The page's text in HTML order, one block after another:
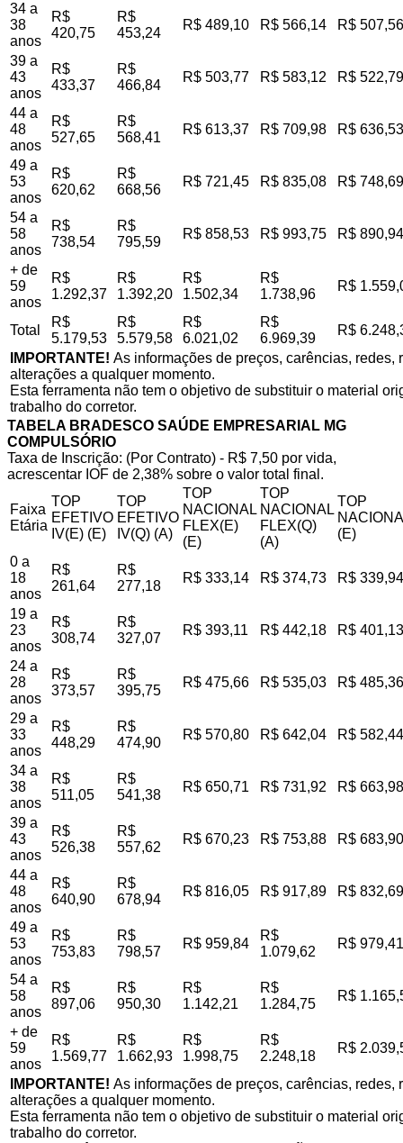
34 a
38
anos
R$
420,75
R$
453,24
R$ 489,10 R$ 566,14 R$ 507,56
39 a
43
anos
R$
433,37
R$
466,84
R$ 503,77 R$ 583,12 R$ 522,79
44 a
48
anos
R$
527,65
R$
568,41
R$ 613,37 R$ 709,98 R$ 636,53
49 a
53
anos
R$
620,62
R$
668,56
R$ 721,45 R$ 835,08 R$ 748,69
54 a
58
anos
R$
738,54
R$
795,59
R$ 858,53 R$ 993,75 R$ 890,94
+ de
59
anos
R$
1.292,37
R$
1.392,20
R$
1.502,34
R$
1.738,96
R$
Total
R$
5.179,53
R$
5.579,58
R$
6.021,02
R$
6.969,39
R$
IMPORTANTE! As informações de preços, carências,
alterações a qualquer momento.
Esta ferramenta não tem o objetivo de substituir o material
trabalho do corretor.
TABELA BRADESCO SAÚDE EMPRESARIAL MG
COMPULSÓRIO
Taxa de Inscrição: (Por Contrato) - R$ 7,50 por vida,
acrescentar IOF de 2,38% sobre o valor total final.
Faixa
Etária
TOP
EFETIVO
IV(E) (E)
TOP
EFETIVO
IV(Q) (A)
TOP
NACIONAL
FLEX(E)
(E)
TOP
NACIONAL
FLEX(Q)
(A)
TOP
(E)
0 a
18
anos
R$
261,64
R$
277,18
R$ 333,14 R$ 374,73 R$ 339,94
19 a
23
anos
R$
308,74
R$
327,07
R$ 393,11 R$ 442,18 R$ 401,13
24 a
28
anos
R$
373,57
R$
395,75
R$ 475,66 R$ 535,03 R$ 485,36
29 a
33
anos
R$
448,29
R$
474,90
R$ 570,80 R$ 642,04 R$ 582,44
34 a
38
anos
R$
511,05
R$
541,38
R$ 650,71 R$ 731,92 R$ 663,98
39 a
43
anos
R$
526,38
R$
557,62
R$ 670,23 R$ 753,88 R$ 683,90
44 a
48
anos
R$
640,90
R$
678,94
R$ 816,05 R$ 917,89 R$ 832,69
49 a
53
anos
R$
753,83
R$
798,57
R$ 959,84
R$
1.079,62
R$ 979,41
54 a
58
anos
R$
897,06
R$
950,30
R$
1.142,21
R$
1.284,75
R$
+ de
59
anos
R$
1.569,77
R$
1.662,93
R$
1.998,75
R$
2.248,18
R$
IMPORTANTE! As informações de preços, carências,
alterações a qualquer momento.
Esta ferramenta não tem o objetivo de substituir o material
trabalho do corretor.